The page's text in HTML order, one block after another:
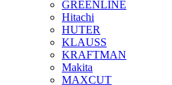
GREENLINE
Hitachi
HUTER
KLAUSS
KRAFTMAN
Makita
MAXCUT